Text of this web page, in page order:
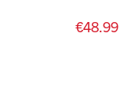
€48.99